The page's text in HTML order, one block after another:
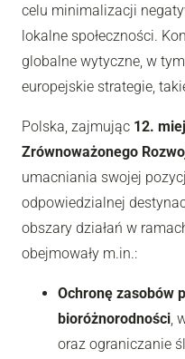
celu minimalizacji
lokalne społeczności.
globalne wytyczne, w tym
europejskie strategie,
Polska, zajmując 12.
Zrównoważonego
umacniania swojej
odpowiedzialnej
obszary działań w
obejmowały m.in.:
Ochronę zasobów
bioróżnorodności,
oraz ograniczanie